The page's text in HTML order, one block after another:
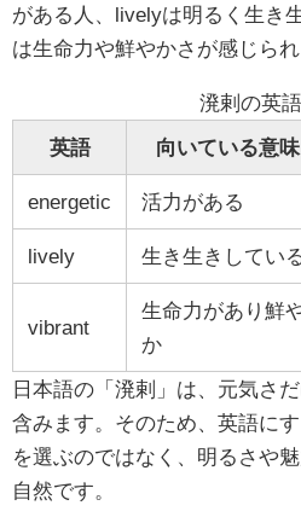
がある人、livelyは明るく生き
は生命力や鮮やかさが感じら
溌剌の英
英語 向いている意味
energetic 活力がある
lively 生き生きしてい
vibrant
生命力があり鮮
か
日本語の「溌剌」は、元気さ
含みます。そのため、英語に
を選ぶのではなく、明るさや
自然です。